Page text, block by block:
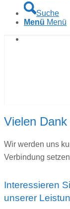
Suche
Menü Menü
Vielen
Wir werden uns
Verbindung
Interessieren
unserer